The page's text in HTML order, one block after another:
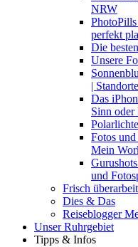
NRW
perfekt
Die
Unsere
| Standorte
Das
Sinn oder
Fotos
Mein
und
Frisch
Dies & Das
Reiseblogger
Unser Ruhrgebiet
Tipps & Infos